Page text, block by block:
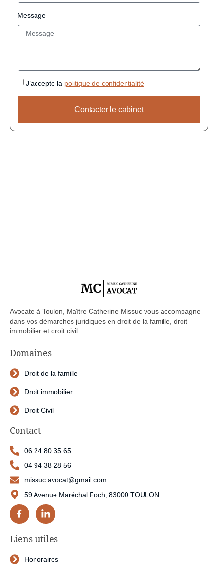
Message
J’accepte la politique de confidentialité
Contacter le cabinet
Avocate à Toulon, Maître Catherine Missuc vous accompagne
dans vos démarches juridiques en droit de la famille, droit
immobilier et droit civil.
Liens utiles
Honoraires
Domaines
Droit de la famille
Droit immobilier
Droit Civil
Contact
06 24 80 35 65
04 94 38 28 56
missuc.avocat@gmail.com
59 Avenue Maréchal Foch, 83000 TOULON